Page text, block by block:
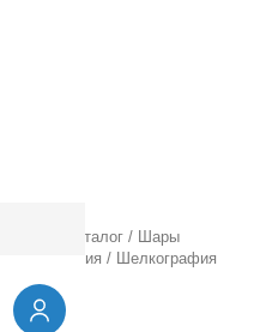
Оптовый каталог /
Шары
Шелкография /
Шелкография